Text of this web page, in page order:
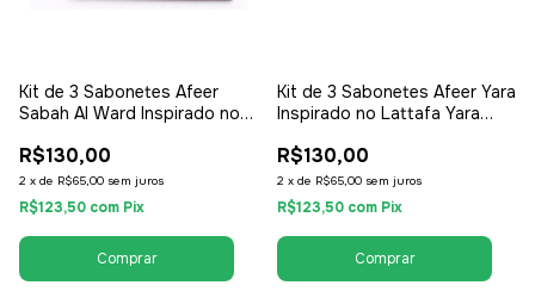
Kit de 3 Sabonetes Afeer
Sabah Al Ward Inspirado no
150g - Feminino
R$130,00
2 x de R$65,00 sem juros
R$123,50 com Pix
Kit de 3 Sabonetes Afeer Yara
Inspirado no Lattafa Yara
R$130,00
2 x de R$65,00 sem juros
R$123,50 com Pix